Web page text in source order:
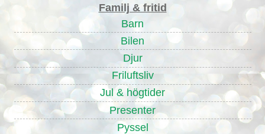
Familj & fritid
Barn
Bilen
Djur
Friluftsliv
Jul & högtider
Presenter
Pyssel